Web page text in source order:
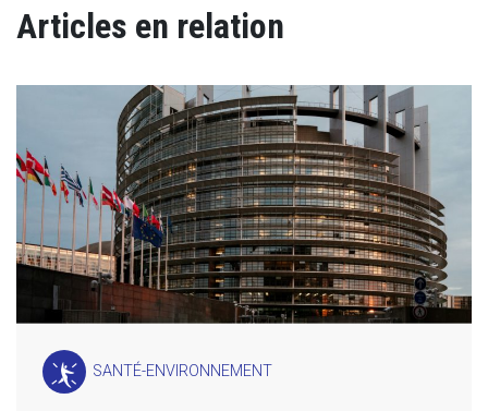
Articles en relation
SANTÉ-ENVIRONNEMENT